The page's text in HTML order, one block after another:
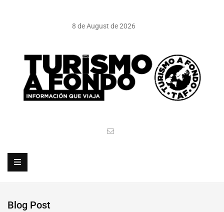
8 de August de 2026
Blog Post